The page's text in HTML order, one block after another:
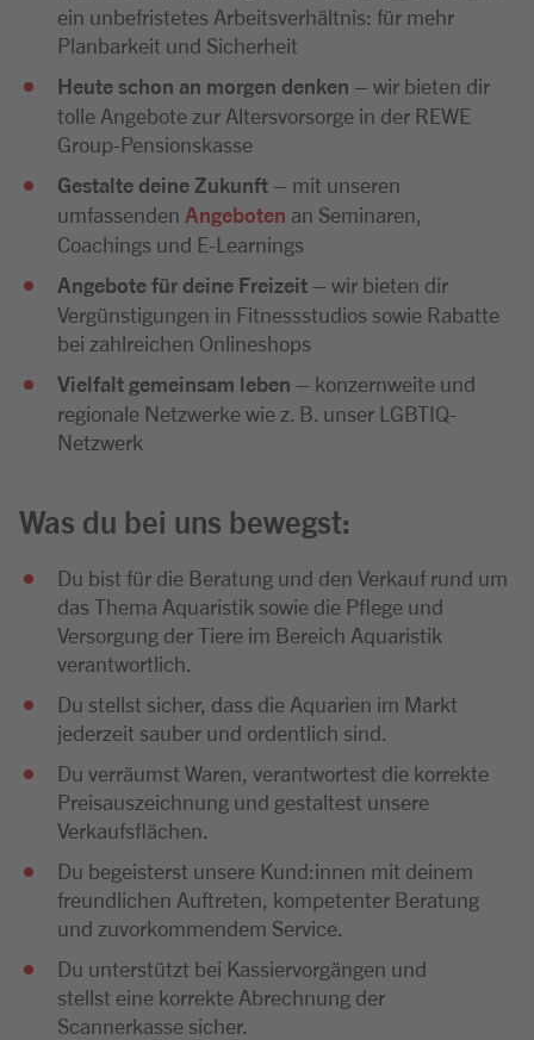
ein unbefristetes Arbeitsverhältnis: für mehr
Planbarkeit und Sicherheit
Heute schon an morgen denken – wir bieten dir
tolle Angebote zur Altersvorsorge in der REWE
Group-Pensionskasse
Gestalte deine Zukunft – mit unseren
umfassenden Angeboten an Seminaren,
Coachings und E-Learnings
Angebote für deine Freizeit – wir bieten dir
Vergünstigungen in Fitnessstudios sowie Rabatte
bei zahlreichen Onlineshops
Vielfalt gemeinsam leben – konzernweite und
regionale Netzwerke wie z. B. unser LGBTIQ-
Netzwerk
Was du bei uns bewegst:
Du bist für die Beratung und den Verkauf rund um
das Thema Aquaristik sowie die Pflege und
Versorgung der Tiere im Bereich Aquaristik
verantwortlich.
Du stellst sicher, dass die Aquarien im Markt
jederzeit sauber und ordentlich sind.
Du verräumst Waren, verantwortest die korrekte
Preisauszeichnung und gestaltest unsere
Verkaufsflächen.
Du begeisterst unsere Kund:innen mit deinem
freundlichen Auftreten, kompetenter Beratung
und zuvorkommendem Service.
Du unterstützt bei Kassiervorgängen und
stellst eine korrekte Abrechnung der
Scannerkasse sicher.